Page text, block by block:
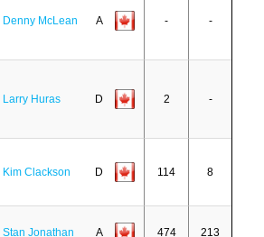
Denny McLean A - -
Larry Huras D 2 -
Kim Clackson D 114 8
Stan Jonathan A 474 213